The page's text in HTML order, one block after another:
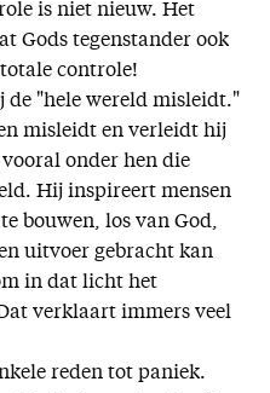
is niet nieuw. Het
Gods tegenstander ook
controle!
de "hele wereld misleidt."
misleidt en verleidt hij
onder hen die
Hij inspireert mensen
bouwen, los van God,
uitvoer gebracht kan
in dat licht het
verklaart immers veel
reden tot paniek.